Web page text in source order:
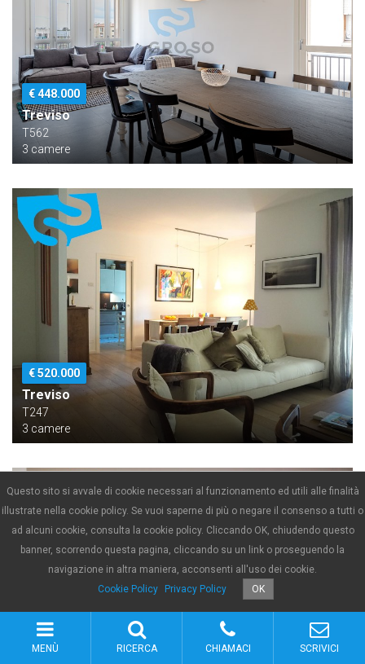
€ 448.000
Treviso
T562
3 camere
€ 520.000
Treviso
T247
3 camere
Trattativa riservata
MENÙ RICERCA CHIAMACI SCRIVICI
Questo sito si avvale di cookie necessari al funzionamento ed utili alle finalità
illustrate nella cookie policy. Se vuoi saperne di più o negare il consenso a tutti o
ad alcuni cookie, consulta la cookie policy. Cliccando OK, chiudendo questo
banner, scorrendo questa pagina, cliccando su un link o proseguendo la
navigazione in altra maniera, acconsenti all'uso dei cookie.
Cookie Policy
Privacy Policy OK